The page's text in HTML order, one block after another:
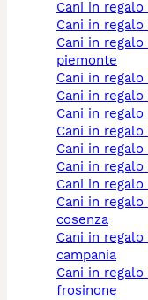
cani in
cani in
cani in regalo a
piemonte
cani in
cani in
cani in
cani in
cani in
cani in
cani in
cani in regalo a
cosenza
cani in regalo a
campania
cani in regalo a
frosinone